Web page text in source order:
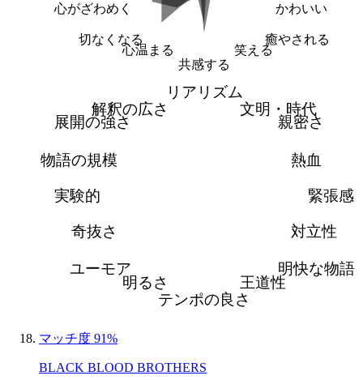
かわいい
癒やされる
笑える
共感する
心温まる
切なくなる
心がざわめく
リアリズム
文明・時代
親密さ
熱血
緊張感
対立性
明快な物語
王道性
テンポの良さ
明るさ
ユーモア
奇抜さ
実験的
物語の規模
展開の強さ
解釈の広さ
マッチ度 91%
BLACK BLOOD BROTHERS